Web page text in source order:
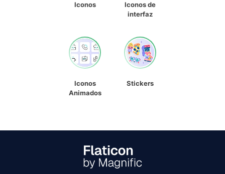
Iconos
Iconos de
interfaz
Iconos
Animados
Stickers